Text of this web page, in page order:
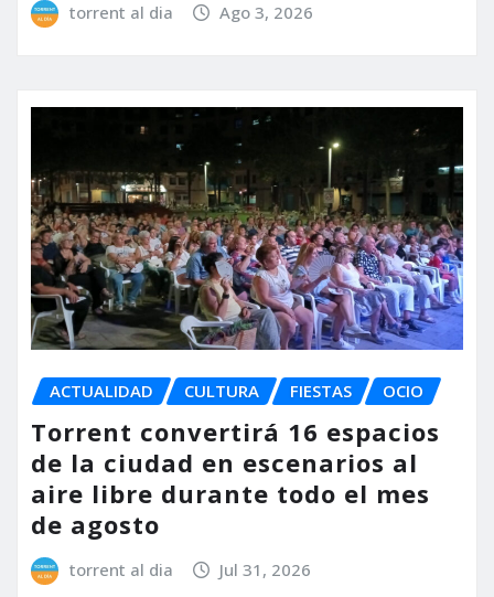
torrent al dia Ago 3, 2026
ACTUALIDAD CULTURA FIESTAS OCIO
Torrent convertirá 16 espacios
de la ciudad en escenarios al
aire libre durante todo el mes
de agosto
torrent al dia Jul 31, 2026